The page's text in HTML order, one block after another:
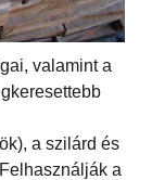
valamint a
a szilárd és
a